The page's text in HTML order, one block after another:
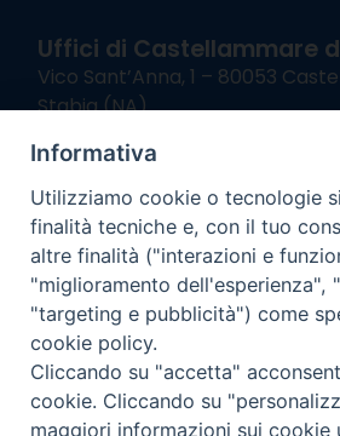
Uffici di Castellammare
Vico Sant’Anna, 1 – 80053
Stabia (NA)
Giorni ed Orari Apertura Uffici:
Lunedì e Mercoledì ore 09:00 –
Uffici Matrimoni:
Lunedì e Mercoledì ore 09:30 –
seguici su
Informativa Privacy
Informativa
Utilizziamo cookie o tecnologie
finalità tecniche e, con il tuo
altre finalità ("interazioni e
"miglioramento dell'esperienza",
"targeting e pubblicità") come
cookie policy.
Cliccando su "accetta"
cookie. Cliccando su
maggiori informazioni sui cookie